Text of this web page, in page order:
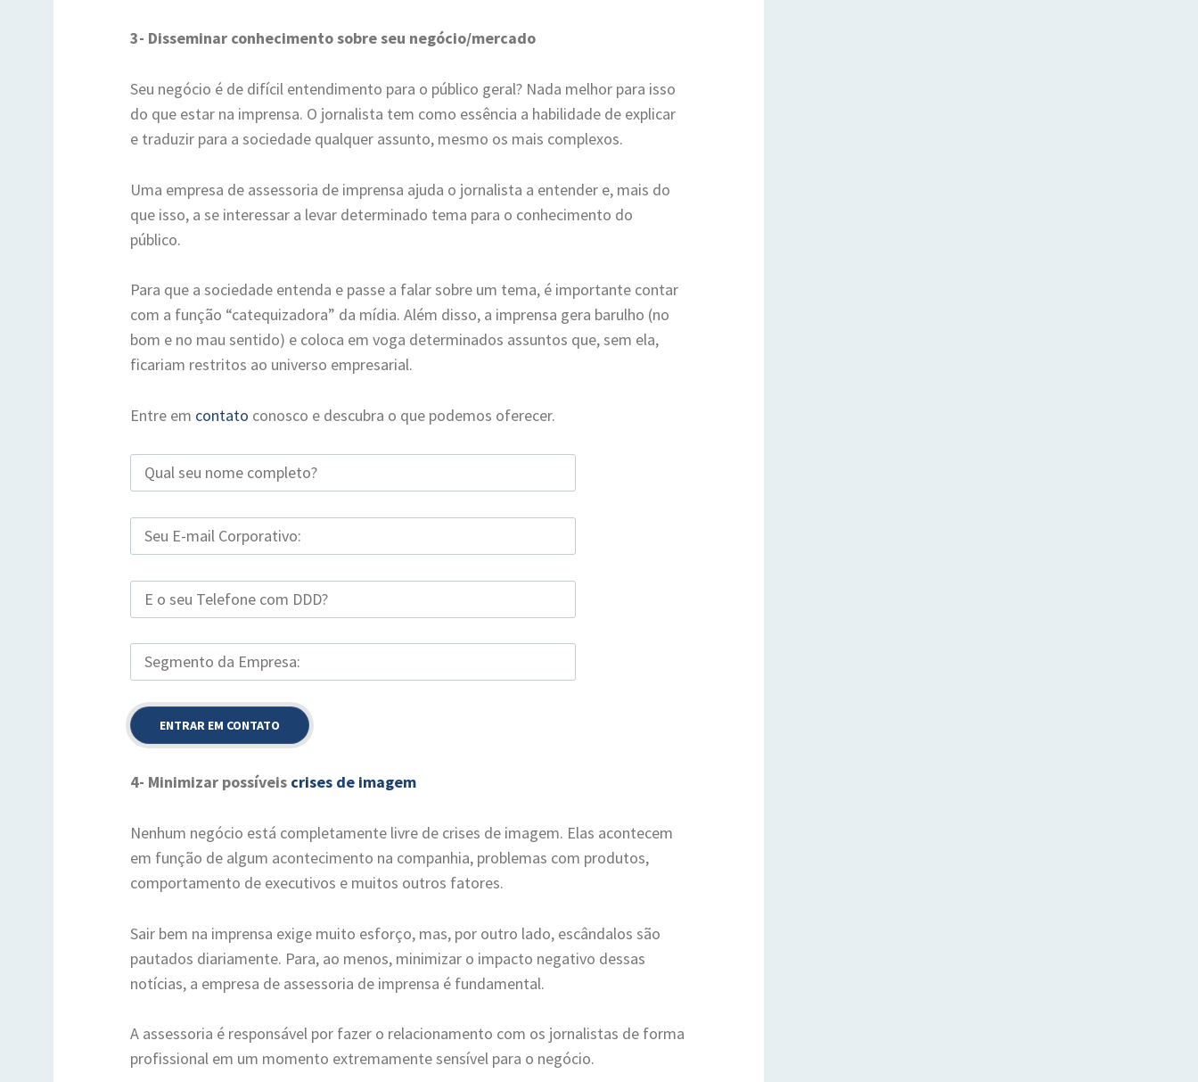
3- Disseminar conhecimento sobre seu negócio/mercado
Seu negócio é de difícil entendimento para o público geral? Nada melhor para isso
do que estar na imprensa. O jornalista tem como essência a habilidade de explicar
e traduzir para a sociedade qualquer assunto, mesmo os mais complexos.
Uma empresa de assessoria de imprensa ajuda o jornalista a entender e, mais do
que isso, a se interessar a levar determinado tema para o conhecimento do
público.
Para que a sociedade entenda e passe a falar sobre um tema, é importante contar
com a função “catequizadora” da mídia. Além disso, a imprensa gera barulho (no
bom e no mau sentido) e coloca em voga determinados assuntos que, sem ela,
ficariam restritos ao universo empresarial.
Entre em contato conosco e descubra o que podemos oferecer.
4- Minimizar possíveis crises de imagem
Nenhum negócio está completamente livre de crises de imagem. Elas acontecem
em função de algum acontecimento na companhia, problemas com produtos,
comportamento de executivos e muitos outros fatores.
Sair bem na imprensa exige muito esforço, mas, por outro lado, escândalos são
pautados diariamente. Para, ao menos, minimizar o impacto negativo dessas
notícias, a empresa de assessoria de imprensa é fundamental.
A assessoria é responsável por fazer o relacionamento com os jornalistas de forma
profissional em um momento extremamente sensível para o negócio.